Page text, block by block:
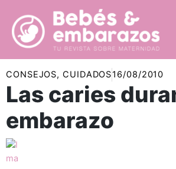
contenido
CONSEJOS,CUIDADOS16/08/2010
Las caries
embarazo